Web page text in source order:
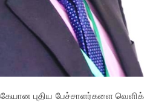
புதிய பேச்சாளர்களை வெளிக்